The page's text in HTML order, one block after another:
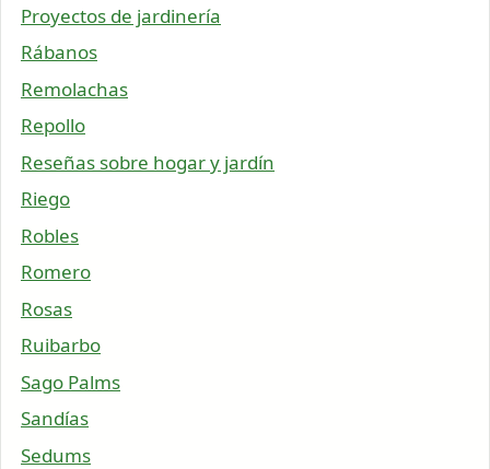
Proyectos de jardinería
Rábanos
Remolachas
Repollo
Reseñas sobre hogar y jardín
Riego
Robles
Romero
Rosas
Ruibarbo
Sago Palms
Sandías
Sedums